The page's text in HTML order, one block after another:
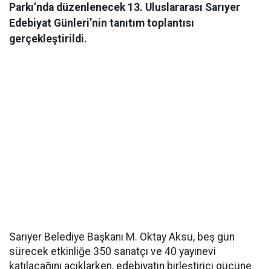
Parkı’nda düzenlenecek 13. Uluslararası Sarıyer
Edebiyat Günleri’nin tanıtım toplantısı
gerçekleştirildi.
Sarıyer Belediye Başkanı M. Oktay Aksu, beş gün
sürecek etkinliğe 350 sanatçı ve 40 yayınevi
katılacağını açıklarken, edebiyatın birleştirici gücüne